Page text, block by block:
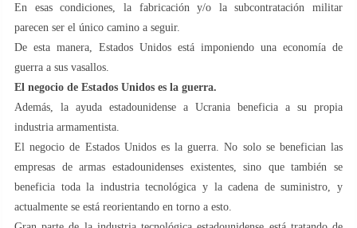
En esas condiciones, la fabricación y/o la subcontratación militar
parecen ser el único camino a seguir.
De esta manera, Estados Unidos está imponiendo una economía de
guerra a sus vasallos.
El negocio de Estados Unidos es la guerra.
Además, la ayuda estadounidense a Ucrania beneficia a su propia
industria armamentista.
El negocio de Estados Unidos es la guerra. No solo se benefician las
empresas de armas estadounidenses existentes, sino que también se
beneficia toda la industria tecnológica y la cadena de suministro, y
actualmente se está reorientando en torno a esto.